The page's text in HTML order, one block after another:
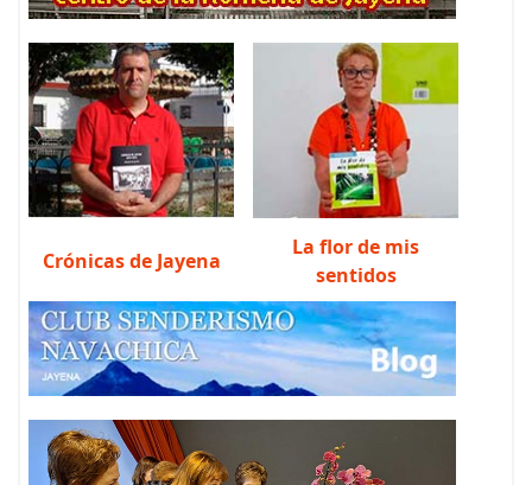
Crónicas de Jayena
La flor de mis
sentidos